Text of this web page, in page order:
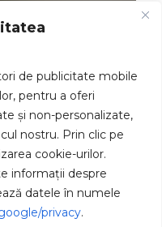
de publicitate mobile
pentru a oferi
și non-personalizate,
nostru. Prin clic pe
cookie-urilor.
informații despre
datele în numele
privacy.